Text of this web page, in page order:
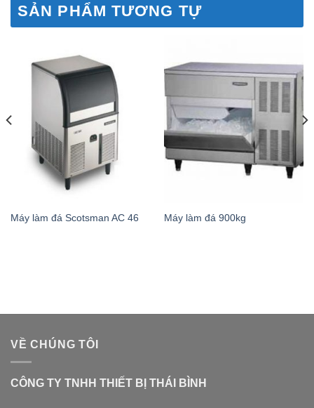
SẢN PHẨM TƯƠNG TỰ
Máy làm đá Scotsman AC 46 Máy làm đá 900kg
VỀ CHÚNG TÔI
CÔNG TY TNHH THIẾT BỊ THÁI BÌNH